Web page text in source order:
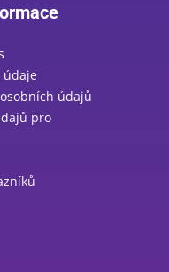
údaje
údajů
pro